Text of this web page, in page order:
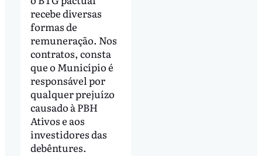
recebe diversas
formas de
remuneração. Nos
contratos, consta
que o Município é
responsável por
qualquer prejuízo
causado à PBH
Ativos e aos
investidores das
debêntures.